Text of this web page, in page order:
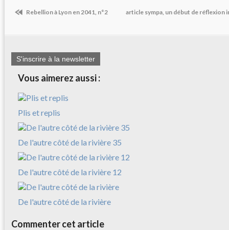
Rebellion à Lyon en 2041, n°2 article sympa, un début de
S'inscrire à la newsletter
Vous aimerez aussi :
Plis et replis
De l'autre côté de la rivière 35
De l'autre côté de la rivière 12
De l'autre côté de la rivière
Commenter cet article